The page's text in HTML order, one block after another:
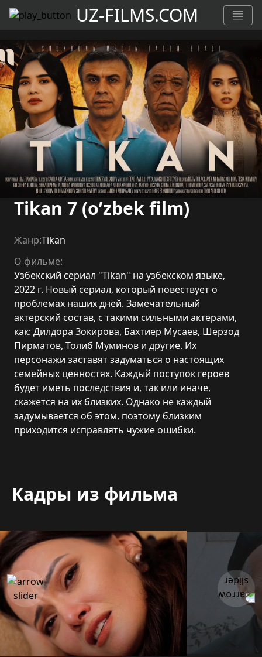
UZ-FILMS.COM
Tikan 7 (o’zbek film)
Жанр:Tikan
О фильме:
Узбекский сериал "Tikan" на узбекском языке,
2022 г. Новый сериал, который повествует о
проблемах наших дней. Замечательный
актерский состав, с такими сильными актерами,
как: Дилдора Зокирова, Бахтиер Мусаев, Шерзод
Пирматов, Толиб Муминов и другие. Их
персонажи заставят задуматься о настоящих
семейных ценностях. Каждый поступок героев
будет иметь последствия и, так или иначе,
скажется на их близких. Однако не каждый
задумывается об этом, поэтому близким
приходится исправлять чужие ошибки.
Кадры из фильма